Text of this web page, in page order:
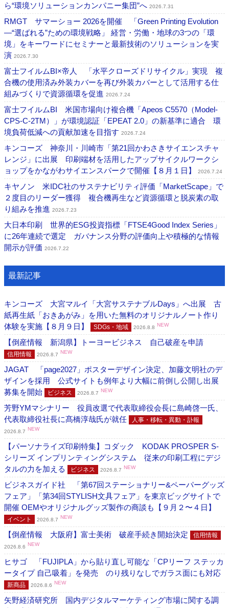
ら“環境ソリューションカンパニー集団”へ 2026.7.31
RMGT サマーショー 2026を開催 「Green Printing Evolution
―“選ばれる”ための環境戦略」 経営・労働・地球の3つの「環
境」をキーワードにセミナーと最新技術のソリューションを実
演 2026.7.30
富士フイルムBI×帝人 「水平クローズドリサイクル」実現 複
合機の使用済み外装カバーを再び外装カバーとして活用する仕
組みづくりで資源循環を促進 2026.7.24
富士フイルムBI 米国市場向け複合機「Apeos C5570（Model-
CPS-C-2TM）」が環境認証「EPEAT 2.0」の新基準に適合 環
境負荷低減への貢献加速を目指す 2026.7.24
キンコーズ 神奈川・川崎市「第21回かわさきサイエンスチャ
レンジ」に出展 印刷端材を活用したアップサイクルワークシ
ョップをかながわサイエンスパークで開催【８月１日】
2026.7.24
キヤノン 米IDC社のサステナビリティ評価「MarketScape」で
２度目のリーダー獲得 複合機再生など資源循環と脱炭素の取
り組みを推進 2026.7.23
大日本印刷 世界的ESG投資指標「FTSE4Good Index Series」
に26年連続で選定 ガバナンス分野の評価向上や積極的な情報
開示が評価 2026.7.22
最新記事
キンコーズ 大宮マルイ「大宮サステナブルDays」へ出展 古
紙再生紙「おきあがみ」を用いた無料のオリジナルノート作り
体験を実施【８月９日】
SDGs・地域 2026.8.8 NEW
【倒産情報 新潟県】トーヨービジネス 自己破産を申請
信用情報 2026.8.7 NEW
JAGAT 「page2027」ポスターデザイン決定、加藤文明社のデ
ザインを採用 公式サイトも例年より大幅に前倒し公開し出展
募集を開始
ビジネス 2026.8.7 NEW
芳野YMマシナリー 役員改選で代表取締役会長に島崎啓一氏、
代表取締役社長に髙橋淳哉氏が就任
人事・移転・異動・訃報
2026.8.7 NEW
【パーソナライズ印刷特集】コダック KODAK PROSPER S-
シリーズ インプリンティングシステム 従来の印刷工程にデジ
タルの力を加える
ビジネス 2026.8.7 NEW
ビジネスガイド社 「第67回ステーショナリー&ペーパーグッズ
フェア」「第34回STYLISH文具フェア」を東京ビッグサイトで
開催 OEMやオリジナルグッズ製作の商談も【９月２〜４日】
イベント 2026.8.7 NEW
【倒産情報 大阪府】富士美術 破産手続き開始決定 信用情報
2026.8.6 NEW
ヒサゴ 「FUJIPLA」から貼り直し可能な「CPリーフ ステッカ
ータイプ 自己吸着」を発売 のり残りなしでガラス面にも対応
新商品 2026.8.6 NEW
矢野経済研究所 国内デジタルマーケティング市場に関する調